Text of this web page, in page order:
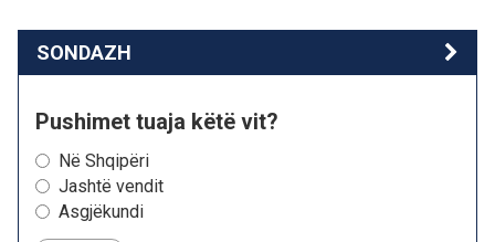
SONDAZH
Pushimet tuaja këtë vit?
Në Shqipëri
Jashtë vendit
Asgjëkundi